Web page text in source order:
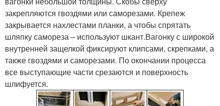
закрепляются гвоздями или саморезами. Крепеж
закрывается нахлестами планки, а чтобы спрятать
шляпку самореза – используют шкант.Вагонку с широкой
внутренней защелкой фиксируют клипсами, скрепками, а
также гвоздями и саморезами. По окончании процесса
все выступающие части срезаются и поверхность
шлифуется.